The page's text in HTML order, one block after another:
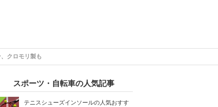
クロモリ製も
スポーツ・自転車の人気記事
テニスシューズインソールの人気おすす